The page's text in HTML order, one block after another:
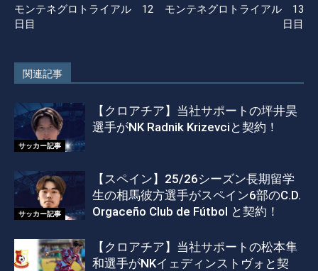
モンテネグロトライアル 12
日目
モンテネグロトライアル 13
日目
関連記事
サッカー記事
【クロアチア】当社サポートの坪井昊
選手がNK Radnik Krizevciと契約！
サッカー記事
【スペイン】25/26シーズン長期留学
生の相馬彼方選手がスペイン6部のC.D.
Orgaceño Club de Fútbol と契約！
【クロアチア】当社サポートの松本隼
和選手がNKイェディンストヴォと契